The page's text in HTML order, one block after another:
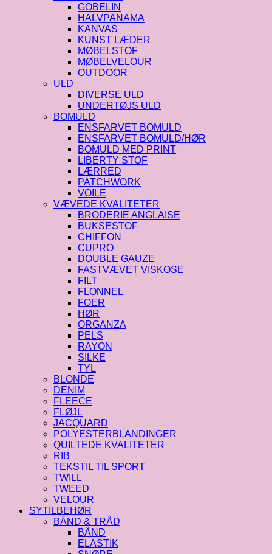
GOBELIN
HALVPANAMA
KANVAS
KUNST LÆDER
MØBELSTOF
MØBELVELOUR
OUTDOOR
ULD
DIVERSE ULD
UNDERTØJS ULD
BOMULD
ENSFARVET BOMULD
ENSFARVET BOMULD/HØR
BOMULD MED PRINT
LIBERTY STOF
LÆRRED
PATCHWORK
VOILE
VÆVEDE KVALITETER
BRODERIE ANGLAISE
BUKSESTOF
CHIFFON
CUPRO
DOUBLE GAUZE
FASTVÆVET VISKOSE
FILT
FLONNEL
FOER
HØR
ORGANZA
PELS
RAYON
SILKE
TYL
BLONDE
DENIM
FLEECE
FLØJL
JACQUARD
POLYESTERBLANDINGER
QUILTEDE KVALITETER
RIB
TEKSTIL TIL SPORT
TWILL
TWEED
VELOUR
SYTILBEHØR
BÅND & TRÅD
BÅND
ELASTIK